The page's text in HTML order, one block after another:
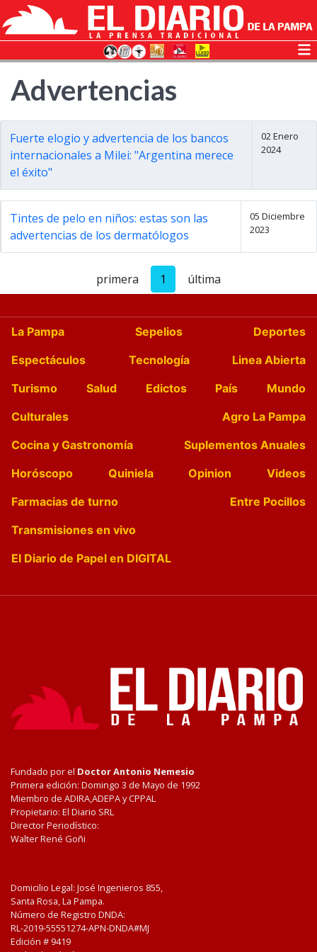
Advertencias
Fuerte elogio y advertencia de los bancos
internacionales a Milei: "Argentina merece
el éxito"
02 Enero
2024
Tintes de pelo en niños: estas son las
advertencias de los dermatólogos
05 Diciembre
2023
primera 1 última
La Pampa Sepelios
Deportes
Espectáculos
Tecnología
Linea Abierta
Turismo
Salud Edictos País
Mundo
Culturales
Agro La Pampa
Cocina y Gastronomía
Suplementos Anuales
Horóscopo
Quiniela Opinion
Videos
Farmacias de turno
Entre Pocillos
Transmisiones en vivo
El Diario de Papel en DIGITAL
Fundado por el Doctor Antonio Nemesio
Primera edición: Domingo 3 de Mayo de 1992
Miembro de ADIRA,ADEPA y CPPAL
Propietario: El Diario SRL
Director Periodístico:
Walter René Goñi
Domicilio Legal: José Ingenieros 855,
Santa Rosa, La Pampa.
Número de Registro DNDA:
RL-2019-55551274-APN-DNDA#MJ
Edición # 9419